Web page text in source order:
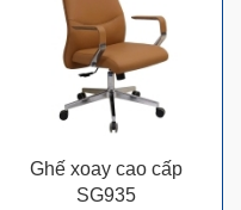
Ghế xoay cao cấp
SG935